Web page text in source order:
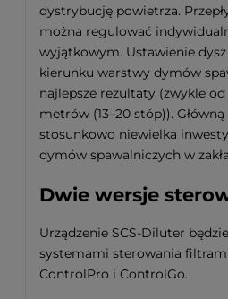
dystrybucję powietrza.
można regulować
wyjątkowym. Ustawienie
kierunku warstwy dymów
najlepsze rezultaty (zwykle
metrów (13–20 stóp)).
stosunkowo niewielka
dymów spawalniczych w
Dwie wersje
Urządzenie SCS-Diluter
systemami sterowania
ControlPro i ControlGo.